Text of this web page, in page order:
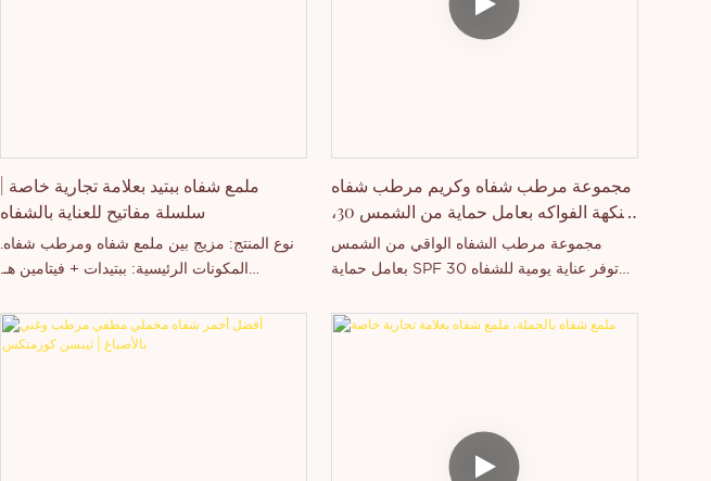
ملمع شفاه ببتيد بعلامة تجارية خاصة |
سلسلة مفاتيح للعناية بالشفاه
نوع المنتج: مزيج بين ملمع شفاه ومرطب شفاه.
المكونات الرئيسية: ببتيدات + فيتامين هـ.
مرطبة. نوع الأنبوب: أنبوب ضغط مع فتحة
للتعليق. خيارات التخصيص: ✔ الشعار ✔ التركيبة
مجموعة مرطب شفاه وكريم مرطب شفاه
بنكهة الفواكه بعامل حماية من الشمس 30،
متوفرة بالجملة
مجموعة مرطب الشفاه الواقي من الشمس
بعامل حماية SPF 30 توفر عناية يومية للشفاه
وترطيب عميق. غنية بفيتامين E ونكهات الفواكه،
الخاصة، والتخصيص، تدعم طباعة الشعار وخيارات
التغليف المرنة، مما يجعلها خيارًا مثاليًا لعلامات